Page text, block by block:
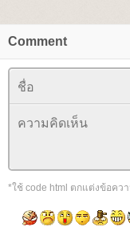
Comment
*ใช้ code html ตกแต่งข้อคว